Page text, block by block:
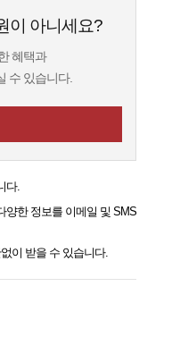
이 아니세요?
혜택과
수 있습니다.
다.
양한 정보를 이메일 및 SMS
이 받을 수 있습니다.